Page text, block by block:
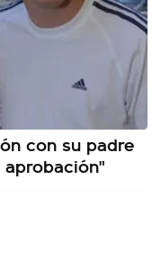
con su padre